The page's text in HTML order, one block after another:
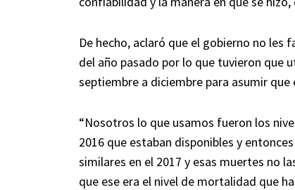
De hecho, aclaró que el gobierno no
del año pasado por lo que tuvieron que
septiembre a diciembre para asumir
“Nosotros lo que usamos fueron los
2016 que estaban disponibles y
similares en el 2017 y esas muertes no
que ese era el nivel de mortalidad que